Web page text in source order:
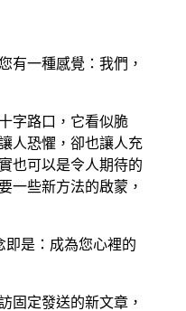
有一種感覺：我們，
字路口，它看似脆
人恐懼，卻也讓人充
也可以是令人期待的
一些新方法的啟蒙，
即是：成為您心裡的
固定發送的新文章，